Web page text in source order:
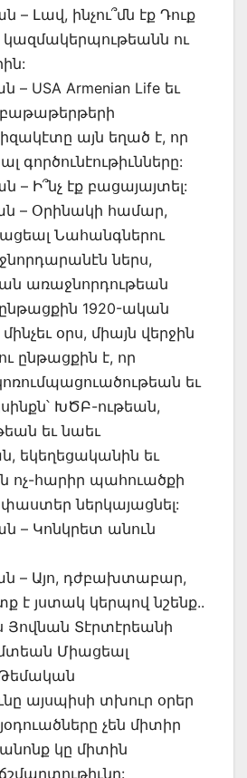
– Լավ, ինչու՞մն էք Դուք
կազմակերպութեանն ու
USA Armenian Life եւ
այն եղած է, որ
գործունէութիւնները:
– Ի՞նչ էք բացայայտել:
– Օրինակի համար,
Նահանգներու
ներս,
առաջնորդութեան
1920-ական
օրս, միայն վերջին
ընթացքին է, որ
եւ
ԽԾԲ-ութեան,
եւ նաեւ
եկեղեցականին եւ
ոչ-հարիր պահուածքի
ներկայացնել:
– Կոնկրետ անուն
– Այո, դժբախտաբար,
է յստակ կերպով նշենք..
Յովնան Տէրտէրեանի
Միացեալ
այսպիսի տխուր օրեր
չեն միտիր
կը միտին